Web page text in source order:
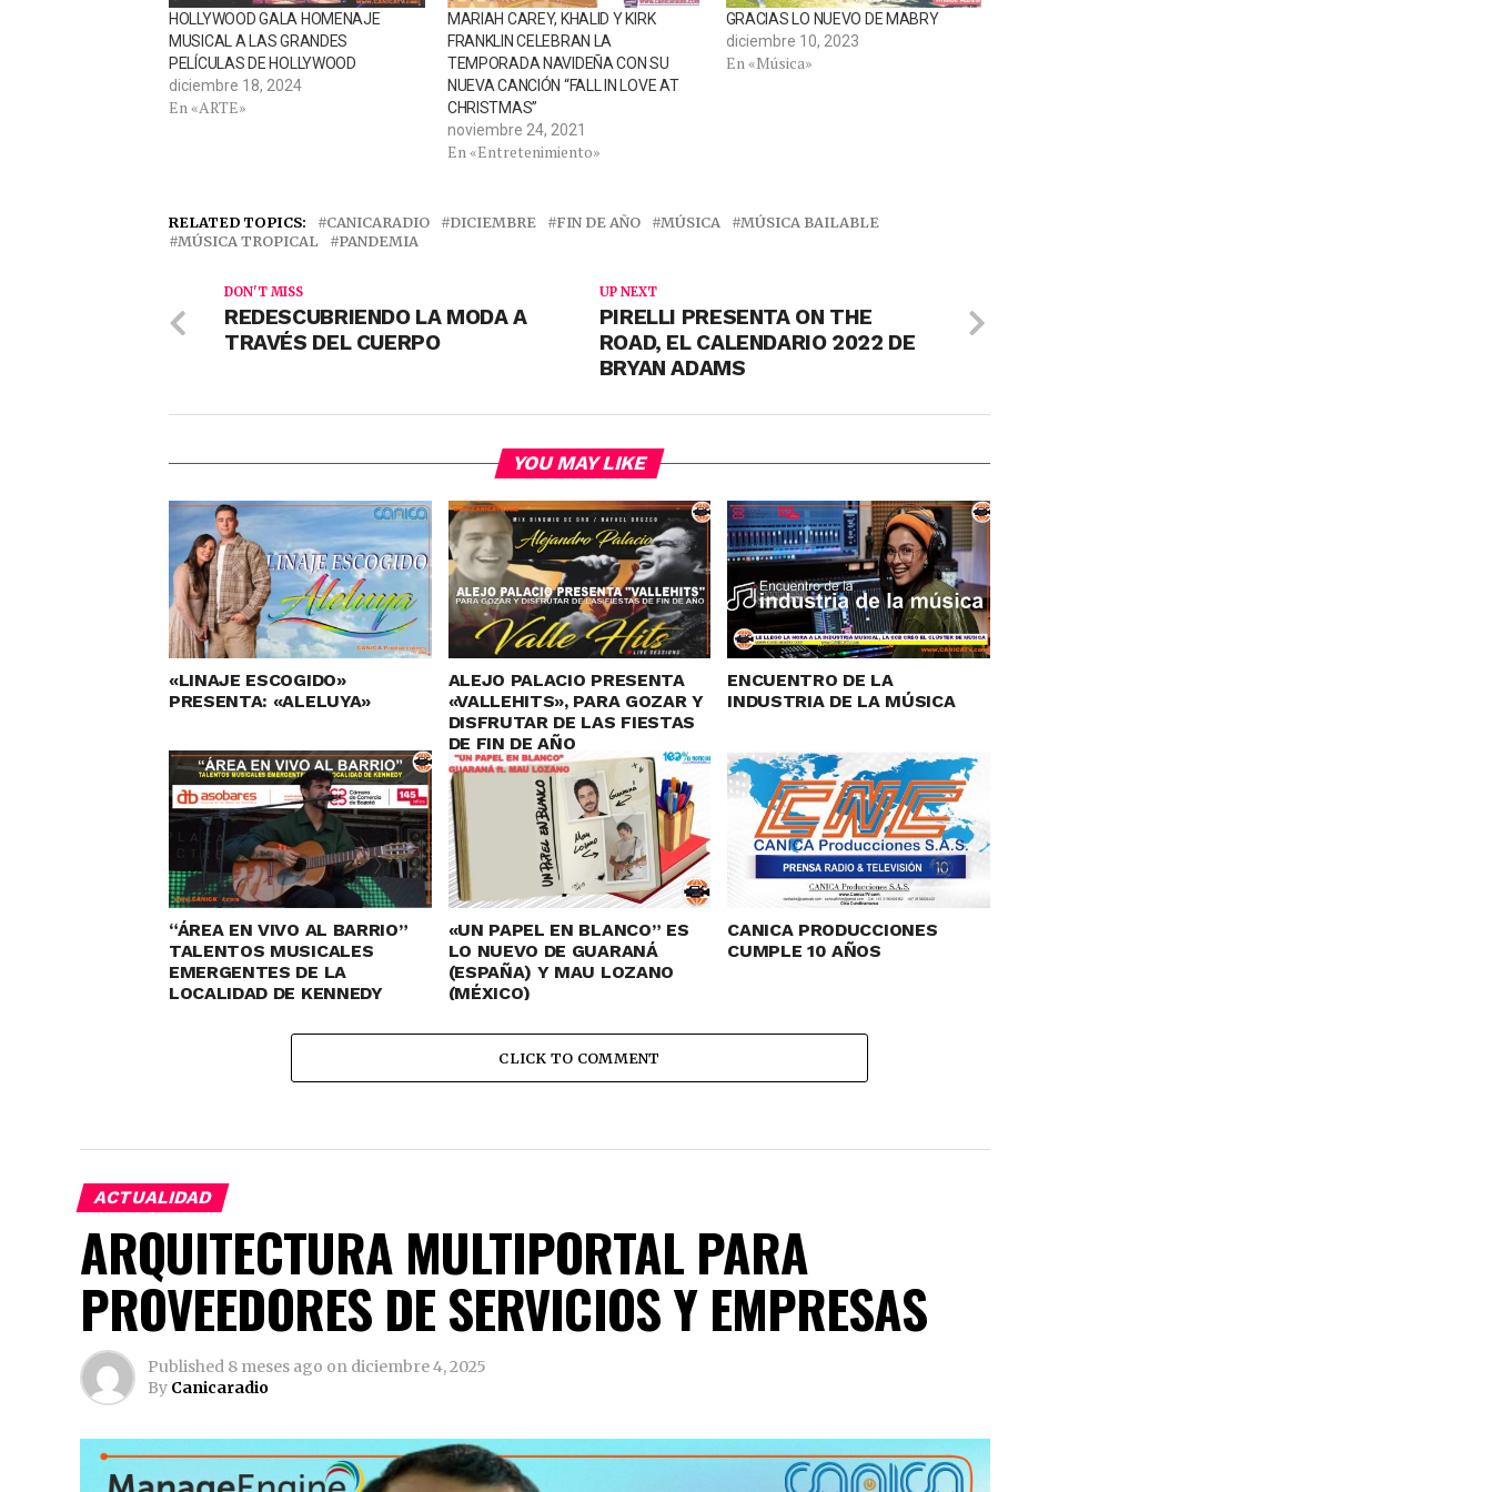
HOLLYWOOD GALA HOMENAJE
MUSICAL A LAS GRANDES
PELÍCULAS DE HOLLYWOOD
diciembre 18, 2024
En «ARTE»
MARIAH CAREY, KHALID Y KIRK
FRANKLIN CELEBRAN LA
TEMPORADA NAVIDEÑA CON SU
NUEVA CANCIÓN “FALL IN LOVE AT
CHRISTMAS”
noviembre 24, 2021
En «Entretenimiento»
GRACIAS LO NUEVO DE MABRY
diciembre 10, 2023
En «Música»
RELATED TOPICS: CANICARADIO DICIEMBRE FIN DE AÑO MÚSICA
MÚSICA BAILABLE
MÚSICA TROPICAL
PANDEMIA
UP NEXT
PIRELLI PRESENTA ON THE
ROAD, EL CALENDARIO 2022 DE
BRYAN ADAMS
DON'T MISS
REDESCUBRIENDO LA MODA A
TRAVÉS DEL CUERPO
YOU MAY LIKE
«LINAJE ESCOGIDO»
PRESENTA: «ALELUYA»
ALEJO PALACIO PRESENTA
«VALLEHITS», PARA GOZAR Y
DISFRUTAR DE LAS FIESTAS
DE FIN DE AÑO
ENCUENTRO DE LA
INDUSTRIA DE LA MÚSICA
“ÁREA EN VIVO AL BARRIO”
TALENTOS MUSICALES
EMERGENTES DE LA
LOCALIDAD DE KENNEDY
«UN PAPEL EN BLANCO” ES
LO NUEVO DE GUARANÁ
(ESPAÑA) Y MAU LOZANO
(MÉXICO)
CANICA PRODUCCIONES
CUMPLE 10 AÑOS
CLICK TO COMMENT
ACTUALIDAD
ARQUITECTURA MULTIPORTAL PARA
PROVEEDORES DE SERVICIOS Y EMPRESAS
Published 8 meses ago on diciembre 4, 2025
By Canicaradio